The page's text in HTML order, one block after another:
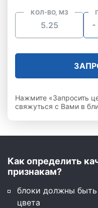
КОЛ-ВО, М3
Нажмите «Запросить
свяжуться с Вами в
Как определить
признакам?
блоки должны быть
цвета